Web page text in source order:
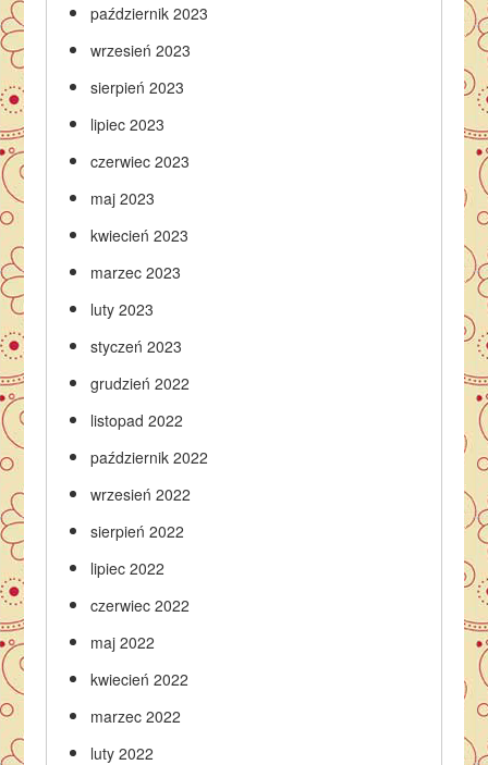
październik 2023
wrzesień 2023
sierpień 2023
lipiec 2023
czerwiec 2023
maj 2023
kwiecień 2023
marzec 2023
luty 2023
styczeń 2023
grudzień 2022
listopad 2022
październik 2022
wrzesień 2022
sierpień 2022
lipiec 2022
czerwiec 2022
maj 2022
kwiecień 2022
marzec 2022
luty 2022